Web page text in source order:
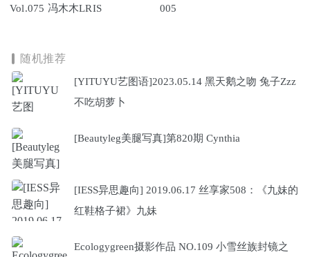
Vol.075 冯木木LRIS
005
随机推荐
[YITUYU艺图语]2023.05.14 黑天鹅之吻 兔子Zzz
不吃胡萝卜
[Beautyleg美腿写真]第820期 Cynthia
[IESS异思趣向] 2019.06.17 丝享家508：《九妹的
红鞋格子裙》九妹
Ecologygreen摄影作品 NO.109 小雪丝族封镜之